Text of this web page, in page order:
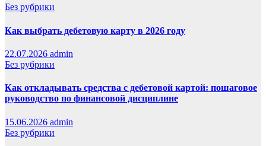
Без рубрики
Как выбрать дебетовую карту в 2026 году
22.07.2026 admin
Без рубрики
Как откладывать средства с дебетовой картой: пошаговое
руководство по финансовой дисциплине
15.06.2026 admin
Без рубрики